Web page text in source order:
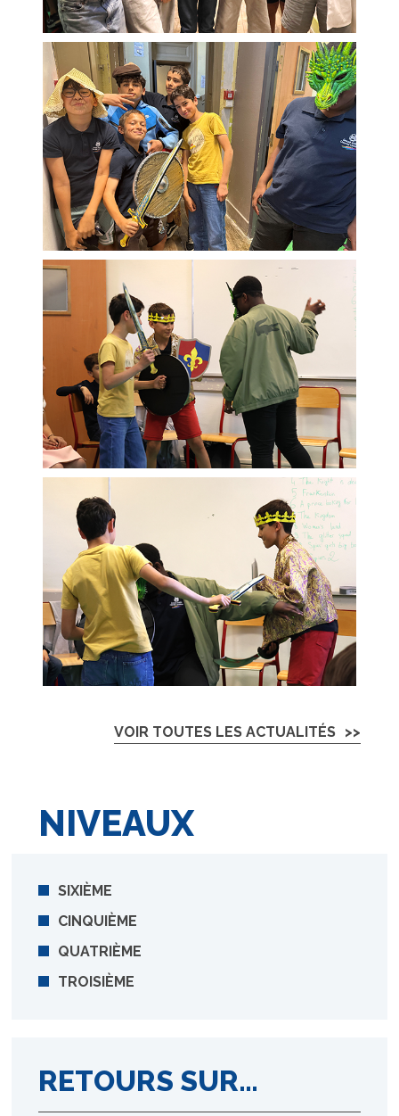
VOIR TOUTES LES ACTUALITÉS
NIVEAUX
SIXIÈME
CINQUIÈME
QUATRIÈME
TROISIÈME
RETOURS SUR…